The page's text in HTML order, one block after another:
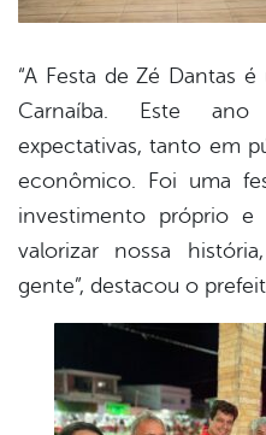
“A Festa de Zé Dantas
Carnaíba. Este
expectativas, tanto em
econômico. Foi uma
investimento próprio
valorizar nossa
gente”, destacou o